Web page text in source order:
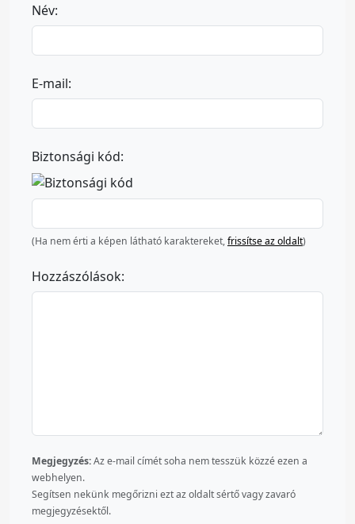
Név:
E-mail:
Biztonsági kód:
(Ha nem érti a képen látható karaktereket,frissítse az oldalt)
Hozzászólások:
Megjegyzés:Az e-mail címét soha nem tesszük közzé ezen a
webhelyen.
Segítsen nekünk megőrizni ezt az oldalt sértő vagy zavaró
megjegyzésektől.